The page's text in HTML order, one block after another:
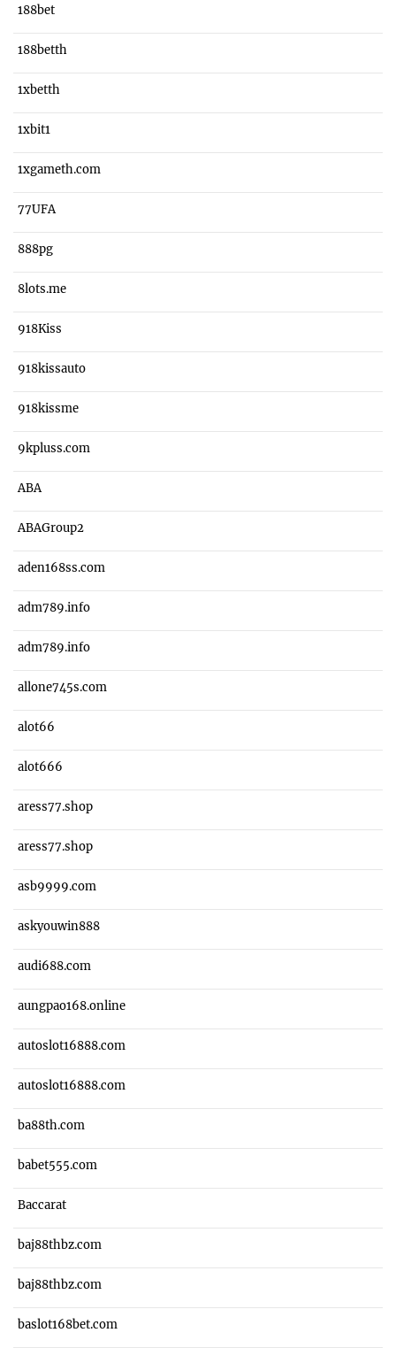
188bet
188betth
1xbetth
1xbit1
1xgameth.com
77UFA
888pg
8lots.me
918Kiss
918kissauto
918kissme
9kpluss.com
ABA
ABAGroup2
aden168ss.com
adm789.info
adm789.info
allone745s.com
alot66
alot666
aress77.shop
aress77.shop
asb9999.com
askyouwin888
audi688.com
aungpao168.online
autoslot16888.com
autoslot16888.com
ba88th.com
babet555.com
Baccarat
baj88thbz.com
baj88thbz.com
baslot168bet.com